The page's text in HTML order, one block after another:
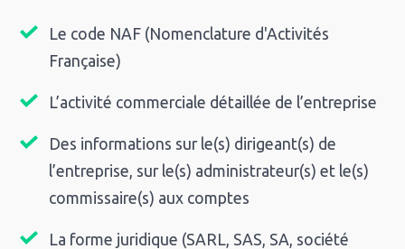
Le code NAF (Nomenclature d'Activités
Française)
L’activité commerciale détaillée de l’entreprise
Des informations sur le(s) dirigeant(s) de
l’entreprise, sur le(s) administrateur(s) et le(s)
commissaire(s) aux comptes
La forme juridique (SARL, SAS, SA, société